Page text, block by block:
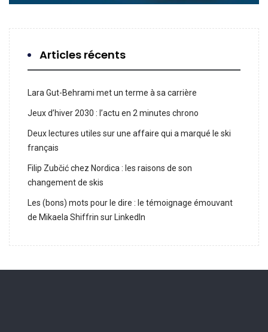
Articles récents
Lara Gut-Behrami met un terme à sa carrière
Jeux d’hiver 2030 : l’actu en 2 minutes chrono
Deux lectures utiles sur une affaire qui a marqué le ski
français
Filip Zubčić chez Nordica : les raisons de son
changement de skis
Les (bons) mots pour le dire : le témoignage émouvant
de Mikaela Shiffrin sur LinkedIn